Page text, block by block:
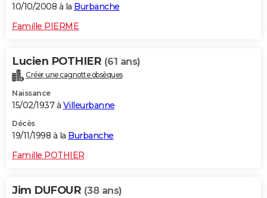
10/10/2008 à la Burbanche
Famille PIERME
Lucien POTHIER (61 ans)
Créer une cagnotte obsèques
Naissance
15/02/1937 à Villeurbanne
Décès
19/11/1998 à la Burbanche
Famille POTHIER
Jim DUFOUR (38 ans)